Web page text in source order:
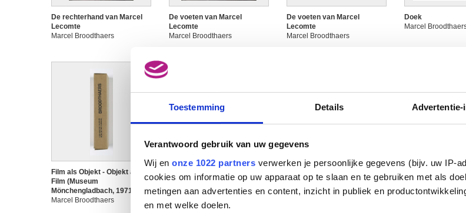
Toestemming Details
Verantwoord gebruik van uw gegevens
Wij en onze 1022 partners verwerken je persoonlijke gegevens (bijv. uw IP-
cookies om informatie op uw apparaat op te slaan en te gebruiken met als
metingen aan advertenties en content, inzicht in publiek en
en met welke doelen.
De rechterhand van Marcel
Lecomte
Marcel Broodthaers
De voeten van Marcel
Lecomte
Marcel Broodthaers
De voeten van Marcel
Lecomte
Marcel Broodthaers
Doek
Marcel
Film als Objekt - Objekt als
Film (Museum
Mönchengladbach, 1971)
Marcel Broodthaers
Fumer - Boire - Copier -
Parler - Ecrire - Peindre -
Filmer. Série en langue
française (Série de neuf
peintures sur un sujet
Gedicht - Poem - Poème
Marcel Broodthaers
Grote snoepbokaal
Marcel Broodthaers